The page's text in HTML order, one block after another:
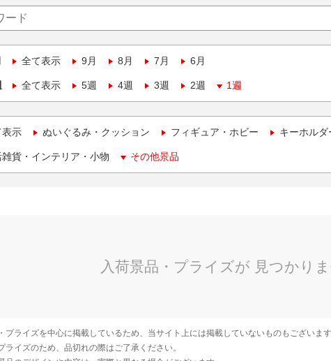
全て表示 9月 8月 7月 6月
全て表示 5週 4週 3週 2週 1週
表示 ぬいぐるみ・クッション フィギュア・ホビー キーホル
貨・インテリア・小物 その他景品